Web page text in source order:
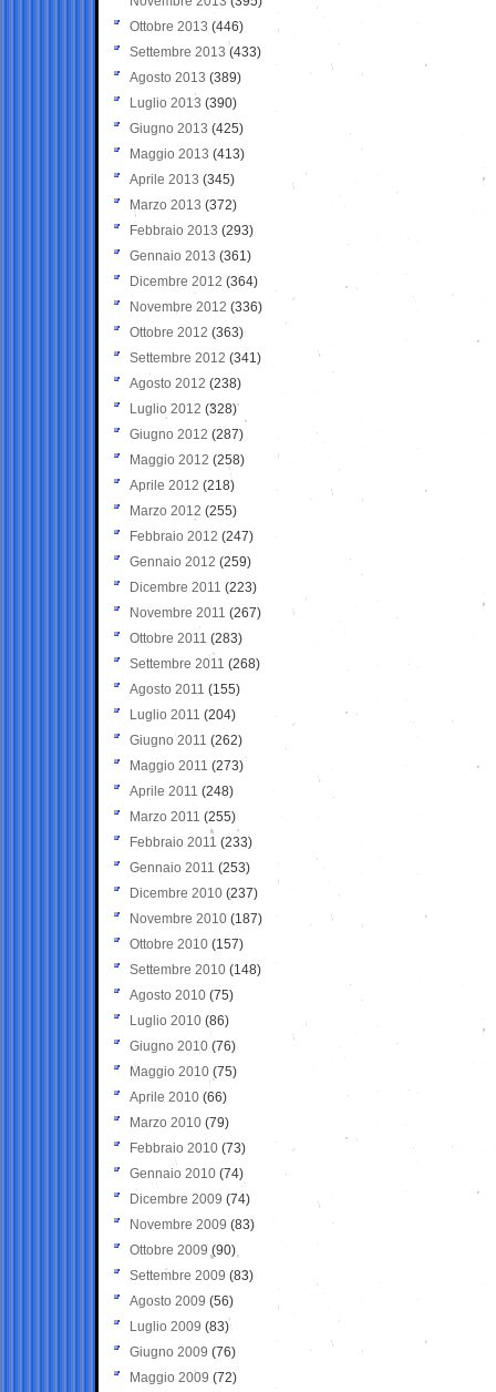
Ottobre 2013 (446)
Settembre 2013 (433)
Agosto 2013 (389)
Luglio 2013 (390)
Giugno 2013 (425)
Maggio 2013 (413)
Aprile 2013 (345)
Marzo 2013 (372)
Febbraio 2013 (293)
Gennaio 2013 (361)
Dicembre 2012 (364)
Novembre 2012 (336)
Ottobre 2012 (363)
Settembre 2012 (341)
Agosto 2012 (238)
Luglio 2012 (328)
Giugno 2012 (287)
Maggio 2012 (258)
Aprile 2012 (218)
Marzo 2012 (255)
Febbraio 2012 (247)
Gennaio 2012 (259)
Dicembre 2011 (223)
Novembre 2011 (267)
Ottobre 2011 (283)
Settembre 2011 (268)
Agosto 2011 (155)
Luglio 2011 (204)
Giugno 2011 (262)
Maggio 2011 (273)
Aprile 2011 (248)
Marzo 2011 (255)
Febbraio 2011 (233)
Gennaio 2011 (253)
Dicembre 2010 (237)
Novembre 2010 (187)
Ottobre 2010 (157)
Settembre 2010 (148)
Agosto 2010 (75)
Luglio 2010 (86)
Giugno 2010 (76)
Maggio 2010 (75)
Aprile 2010 (66)
Marzo 2010 (79)
Febbraio 2010 (73)
Gennaio 2010 (74)
Dicembre 2009 (74)
Novembre 2009 (83)
Ottobre 2009 (90)
Settembre 2009 (83)
Agosto 2009 (56)
Luglio 2009 (83)
Giugno 2009 (76)
Maggio 2009 (72)